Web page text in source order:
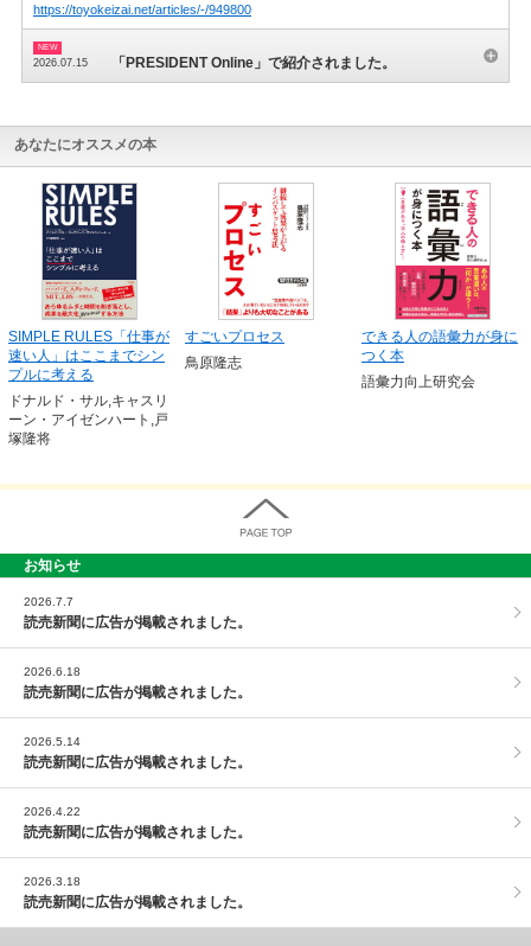
https://toyokeizai.net/articles/-/949800
2026.07.15 「PRESIDENT Online」で紹介されました。
あなたにオススメの本
SIMPLE RULES「仕事が
速い人」はここまでシン
プルに考える
ドナルド・サル,キャスリ
ーン・アイゼンハート,戸
塚隆将
すごいプロセス
鳥原隆志
できる人の語彙力が身に
つく本
語彙力向上研究会
お知らせ
2026.7.7
読売新聞に広告が掲載されました。
2026.6.18
読売新聞に広告が掲載されました。
2026.5.14
読売新聞に広告が掲載されました。
2026.4.22
読売新聞に広告が掲載されました。
2026.3.18
読売新聞に広告が掲載されました。
PAGE TOP